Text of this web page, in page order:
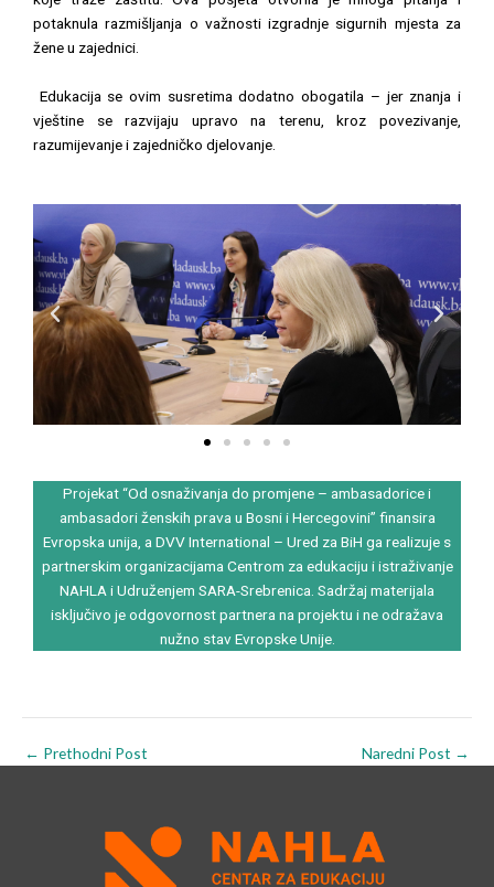
potaknula razmišljanja o važnosti izgradnje sigurnih mjesta za
žene u zajednici.
Edukacija se ovim susretima dodatno obogatila – jer znanja i
vještine se razvijaju upravo na terenu, kroz povezivanje,
razumijevanje i zajedničko djelovanje.
P
r
e
s
N
e
x
t
Projekat “Od osnaživanja do promjene – ambasadorice i
ambasadori ženskih prava u Bosni i Hercegovini” finansira
Evropska unija, a DVV International – Ured za BiH ga realizuje s
partnerskim organizacijama Centrom za edukaciju i istraživanje
NAHLA i Udruženjem SARA-Srebrenica. Sadržaj materijala
isključivo je odgovornost partnera na projektu i ne odražava
nužno stav Evropske Unije.
← Prethodni Post Naredni Post →